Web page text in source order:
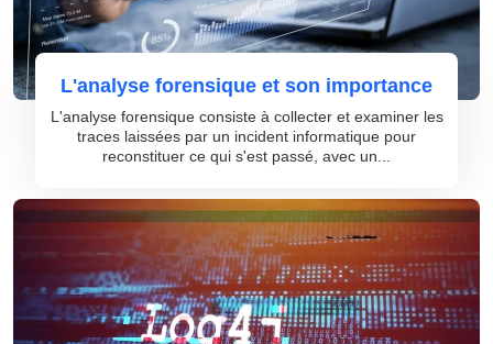
L'analyse forensique et son importance
L'analyse forensique consiste à collecter et examiner les
traces laissées par un incident informatique pour
reconstituer ce qui s'est passé, avec un...